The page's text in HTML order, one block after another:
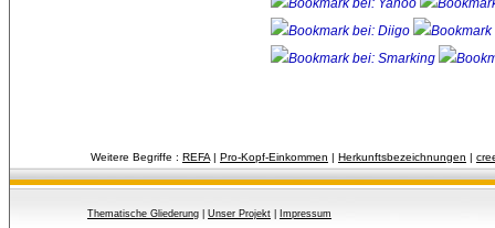
Weitere Begriffe : REFA | Pro-Kopf-Einkommen | Herkunftsbezeichnungen |
Thematische Gliederung Unser Projekt
Impressum